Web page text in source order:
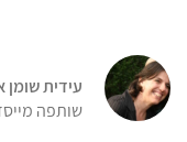
עידית שומן
שותפה